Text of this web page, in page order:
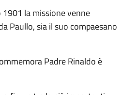
1901 la missione venne
Paullo, sia il suo compaesano
Padre Rinaldo è